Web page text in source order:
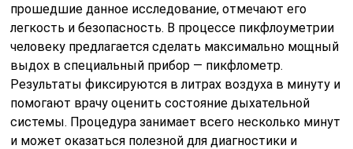
прошедшие данное исследование, отмечают его
легкость и безопасность. В процессе пикфлоуметрии
человеку предлагается сделать максимально мощный
выдох в специальный прибор — пикфлометр.
Результаты фиксируются в литрах воздуха в минуту и
помогают врачу оценить состояние дыхательной
системы. Процедура занимает всего несколько минут
и может оказаться полезной для диагностики и